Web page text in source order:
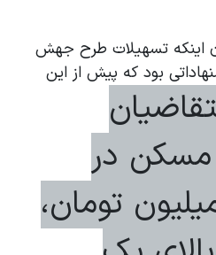
اینکه تسهیلات طرح جهش
بود که پیش از این
در
۴۵۰ میلیون تومان،